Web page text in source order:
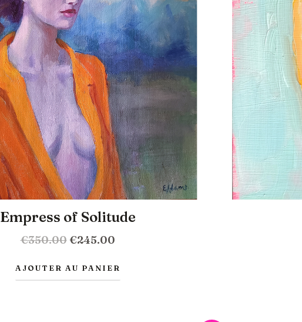
Empress of Solitude
€350.00€245.00
AJOUTER AU PANIER